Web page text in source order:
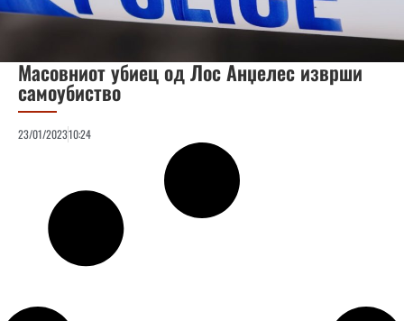
Масовниот убиец од Лос Анџелес изврши
самоубиство
23/01/202310:24